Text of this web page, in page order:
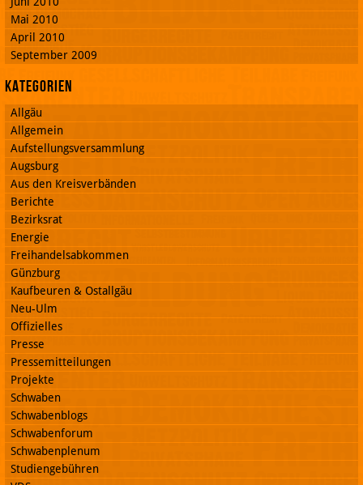
Mai 2010
April 2010
September 2009
Kategorien
Allgäu
Allgemein
Aufstellungsversammlung
Augsburg
Aus den Kreisverbänden
Berichte
Bezirksrat
Energie
Freihandelsabkommen
Günzburg
Kaufbeuren & Ostallgäu
Neu-Ulm
Offizielles
Presse
Pressemitteilungen
Projekte
Schwaben
Schwabenblogs
Schwabenforum
Schwabenplenum
Studiengebühren